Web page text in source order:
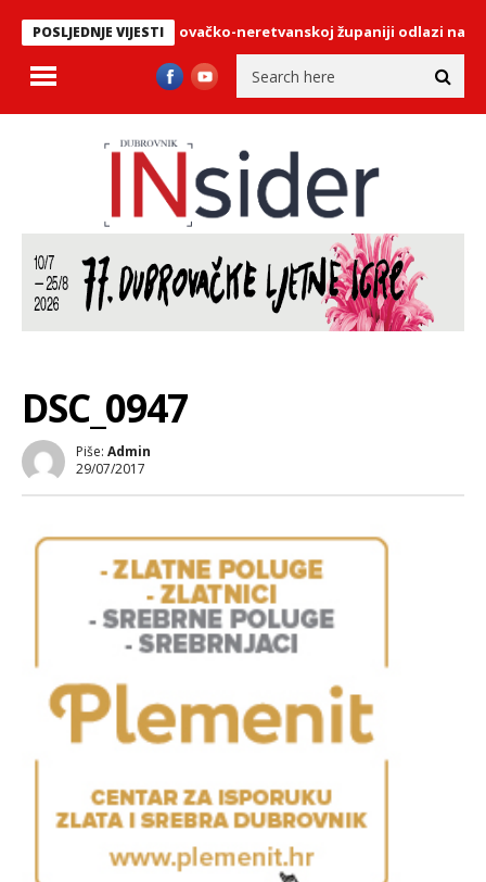
POSLJEDNJE VIJESTI
dio plaće u Dubrovačko-neretvanskoj županiji odlazi na gorivo?
DSC_0947
Piše: Admin
29/07/2017